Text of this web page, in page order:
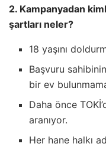
2. Kampanyadan
şartları neler?
18 yaşını
Başvuru
bir ev
Daha önce
aranıyor.
Her hane halkı